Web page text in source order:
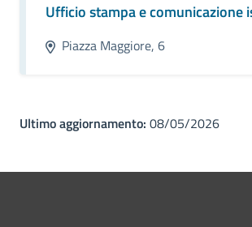
Ufficio stampa e comunicazione
Piazza Maggiore, 6
Ultimo aggiornamento: 08/05/2026